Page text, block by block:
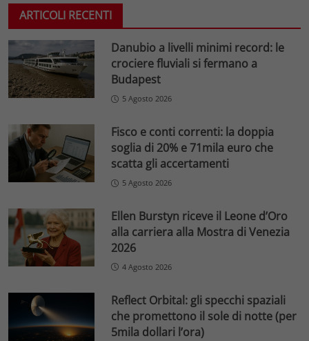
ARTICOLI RECENTI
Danubio a livelli minimi record: le
crociere fluviali si fermano a
Budapest
5 Agosto 2026
Fisco e conti correnti: la doppia
soglia di 20% e 71mila euro che
scatta gli accertamenti
5 Agosto 2026
Ellen Burstyn riceve il Leone d’Oro
alla carriera alla Mostra di Venezia
2026
4 Agosto 2026
Reflect Orbital: gli specchi spaziali
che promettono il sole di notte (per
5mila dollari l’ora)